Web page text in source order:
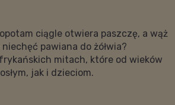
ciągle otwiera paszczę, a wąż
pawiana do żółwia?
mitach, które od wieków
jak i dzieciom.